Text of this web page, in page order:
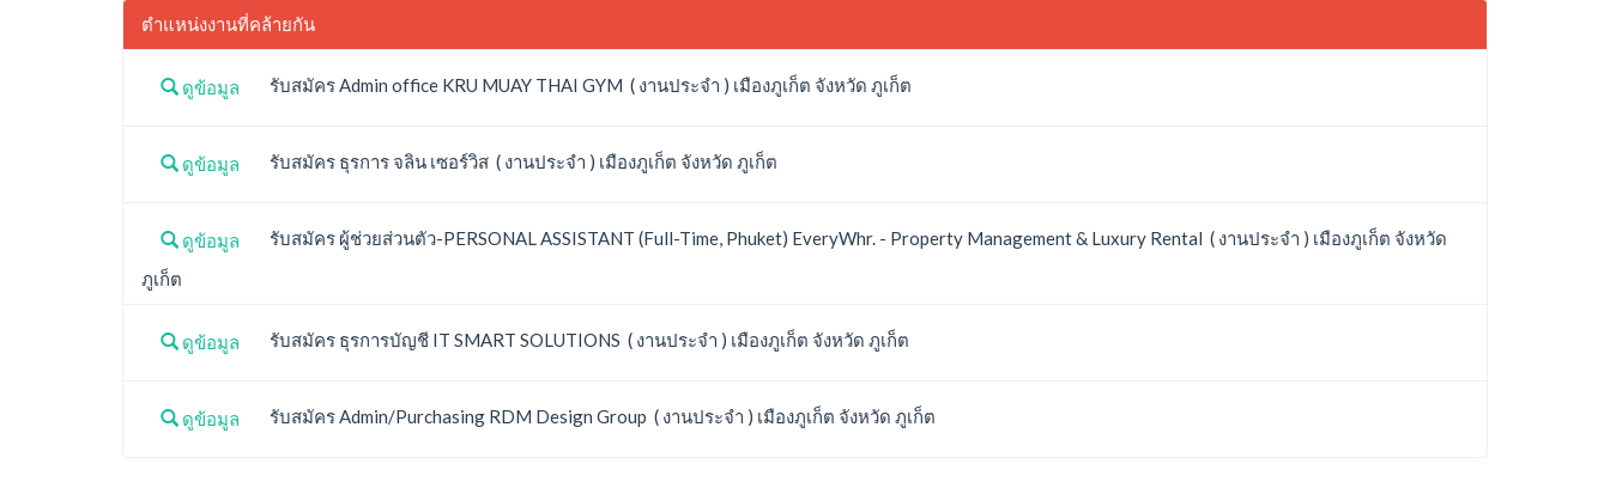
ตำแหน่งงานที่คล้ายกัน
ดูข้อมูล รับสมัคร Admin office KRU MUAY THAI GYM ( งานประจำ ) เมืองภูเก็ต จังหวัด ภูเก็ต
ดูข้อมูล รับสมัคร ธุรการ จลิน เซอร์วิส ( งานประจำ ) เมืองภูเก็ต จังหวัด ภูเก็ต
ดูข้อมูล
รับสมัคร ผู้ช่วยส่วนตัว-PERSONAL ASSISTANT (Full-Time, Phuket) EveryWhr. - Property Management & Luxury Rental ( งานประจำ ) เมืองภูเก็ต จังหวัด
ภูเก็ต
ดูข้อมูล รับสมัคร ธุรการบัญชี IT SMART SOLUTIONS ( งานประจำ ) เมืองภูเก็ต จังหวัด ภูเก็ต
ดูข้อมูล รับสมัคร Admin/Purchasing RDM Design Group ( งานประจำ ) เมืองภูเก็ต จังหวัด ภูเก็ต